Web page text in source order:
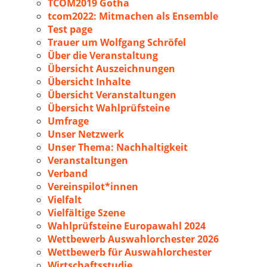
TCOM2019 Gotha
tcom2022: Mitmachen als Ensemble
Test page
Trauer um Wolfgang Schröfel
Über die Veranstaltung
Übersicht Auszeichnungen
Übersicht Inhalte
Übersicht Veranstaltungen
Übersicht Wahlprüfsteine
Umfrage
Unser Netzwerk
Unser Thema: Nachhaltigkeit
Veranstaltungen
Verband
Vereinspilot*innen
Vielfalt
Vielfältige Szene
Wahlprüfsteine Europawahl 2024
Wettbewerb Auswahlorchester 2026
Wettbewerb für Auswahlorchester